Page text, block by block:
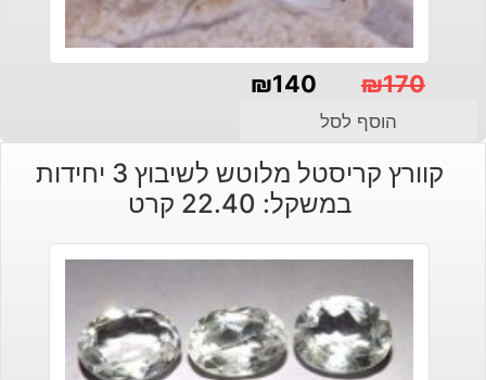
₪170
המקורי
היה:
₪140
הנוכחי
הוא:
הוסף לסל
קוורץ קריסטל מלוטש לשיבוץ 3 יחידות
במשקל: 22.40 קרט